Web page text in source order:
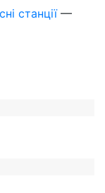
станції —